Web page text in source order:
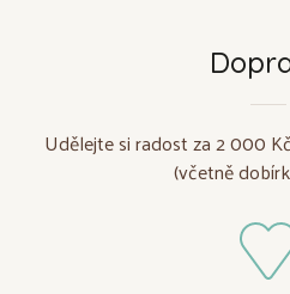
Udělejte si radost za 2 000
(včetně